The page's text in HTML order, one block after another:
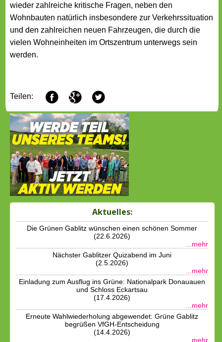
wieder zahlreiche kritische Fragen, neben den
Wohnbauten natürlich insbesondere zur Verkehrssituation
und den zahlreichen neuen Fahrzeugen, die durch die
vielen Wohneinheiten im Ortszentrum unterwegs sein
werden.
Teilen: F G T
Aktuelles:
Die Grünen Gablitz wünschen einen schönen Sommer
(22.6.2026)
...mehr
Nächster Gablitzer Quizabend im Juni
(2.5.2026)
...mehr
Einladung zum Ausflug ins Grüne: Nationalpark Donauauen
und Schloss Eckartsau
(17.4.2026)
...mehr
Erneute Wahlwiederholung abgewendet: Grüne Gablitz
begrüßen VfGH-Entscheidung
(14.4.2026)
...mehr